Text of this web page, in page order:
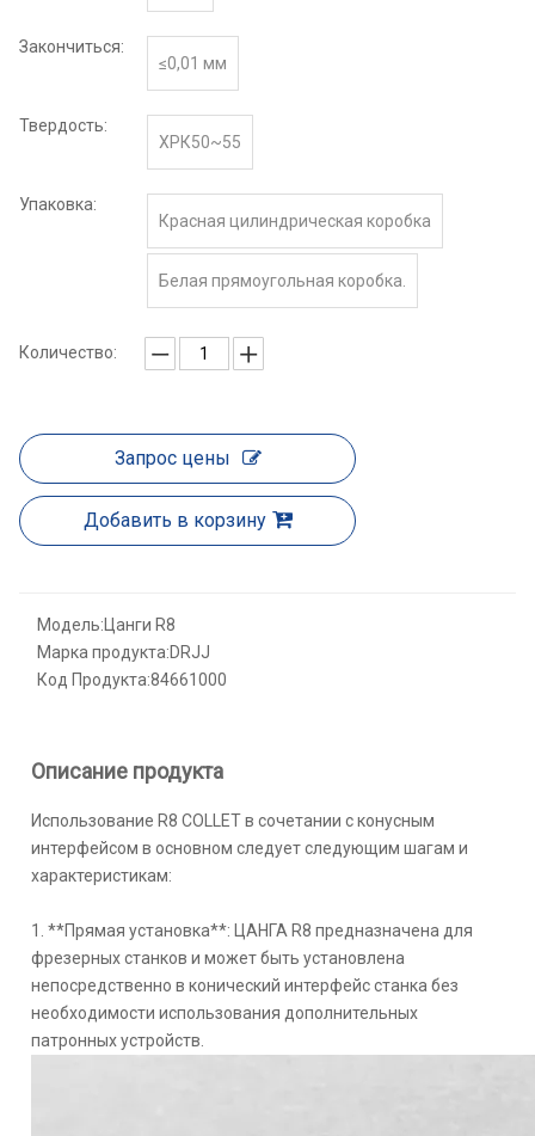
Закончиться:
≤0,01 мм
Твердость:
ХРК50~55
Упаковка:
Красная цилиндрическая коробка
Белая прямоугольная коробка.
Количество:
Запрос цены
Добавить в корзину
Модель:Цанги R8
Марка продукта:DRJJ
Код Продукта:84661000
Описание продукта
Использование R8 COLLET в сочетании с конусным
интерфейсом в основном следует следующим шагам и
характеристикам:
1. **Прямая установка**: ЦАНГА R8 предназначена для
фрезерных станков и может быть установлена ​​
непосредственно в конический интерфейс станка без
необходимости использования дополнительных
патронных устройств.